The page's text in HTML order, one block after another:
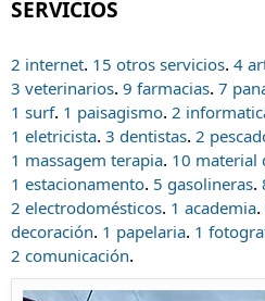
SERVICIOS
2 internet. 15 otros servicios. 4
3 veterinarios. 9 farmacias. 7
1 surf. 1 paisagismo. 2
1 eletricista. 3 dentistas. 2
1 massagem terapia. 10 material
1 estacionamento. 5 gasolineras.
2 electrodomésticos. 1 academia.
decoración. 1 papelaria. 1
2 comunicación.